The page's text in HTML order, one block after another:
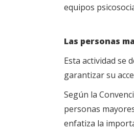
equipos
Las personas
Esta actividad se
garantizar su
Según la
personas
enfatiza la